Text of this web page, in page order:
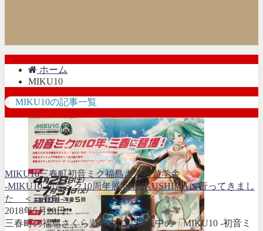
ホーム
MIKU10
MIKU10の記事一覧
MIKU10三春町初音ミク福島さくら遊学舎
-MIKU10-初音ミク10周年展 in FUKUSHIMAに行ってきまし
た ＜三春町＞
2018年5月20日
三春町の福島さくら遊学舎にて開催中の「MIKU10 -初音ミ